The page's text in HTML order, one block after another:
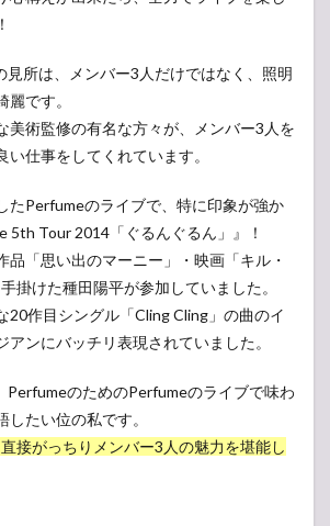
見所は、メンバー3人だけではなく、照明
です。
美術監修の有名な方々が、メンバー3人を
い仕事をしてくれています。
たPerfumeのライブで、特に印象が強か
5th Tour 2014「ぐるんぐるん」』！
品「思い出のマーニー」・映画「キル・
掛けた種田陽平が参加していました。
20作目シングル「Cling Cling」の曲のイ
アンにバッチリ表現されていました。
PerfumeのためのPerfumeのライブで味わ
したい位の私です。
接がっちりメンバー3人の魅力を堪能し